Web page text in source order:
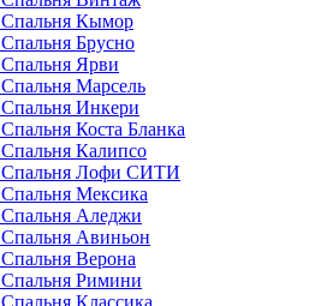
Спальня Кымор
Спальня Брусно
Спальня Ярви
Спальня Марсель
Спальня Инкери
Спальня Коста Бланка
Спальня Калипсо
Спальня Лофи СИТИ
Спальня Мексика
Спальня Аледжи
Спальня Авиньон
Спальня Верона
Спальня Римини
Спальня Классика